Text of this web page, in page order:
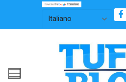
contenuto